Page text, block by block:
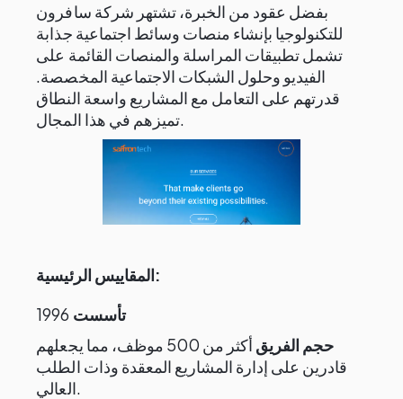
بفضل عقود من الخبرة، تشتهر شركة سافرون
للتكنولوجيا بإنشاء منصات وسائط اجتماعية جذابة
تشمل تطبيقات المراسلة والمنصات القائمة على
الفيديو وحلول الشبكات الاجتماعية المخصصة.
قدرتهم على التعامل مع المشاريع واسعة النطاق
تميزهم في هذا المجال.
المقاييس الرئيسية:
تأسست
حجم الفريق
أكثر من 500 موظف، مما يجعلهم
قادرين على إدارة المشاريع المعقدة وذات الطلب
العالي.